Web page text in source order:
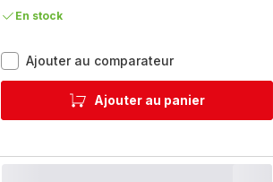
Ajouter au comparateurEvidence
Wilmotte
EA89W410
automatique
Ajouter au panier
En stock